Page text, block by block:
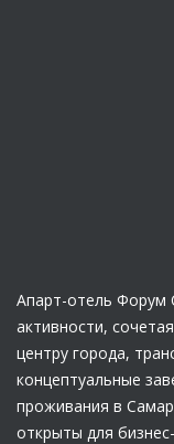
Апарт-отель Форум
активности,
центру города,
концептуальные
проживания в
открыты для